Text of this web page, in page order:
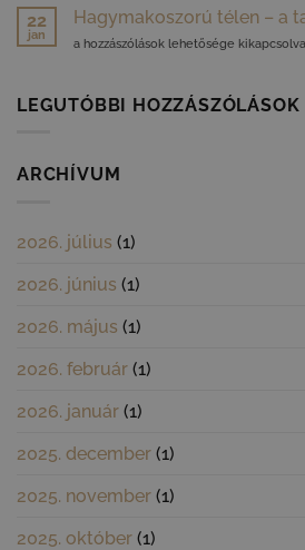
a
természetes
elegancia
22
jan
Hagymakoszorú télen – a
Hagymakoszorú
a
a hozzászólások lehetősége kikapcsolva
LEGUTÓBBI HOZZÁSZÓLÁSOK
ARCHÍVUM
2026. július (1)
2026. június (1)
2026. május (1)
2026. február (1)
2026. január (1)
2025. december (1)
2025. november (1)
2025. október (1)